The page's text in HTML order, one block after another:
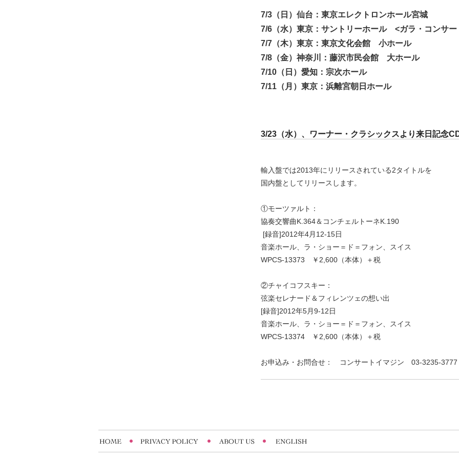
7/3（日）仙台：東京エレクトロンホール宮城
7/6（水）東京：サントリーホール <ガラ・コンサー
7/7（木）東京：東京文化会館 小ホール
7/8（金）神奈川：藤沢市民会館 大ホール
7/10（日）愛知：宗次ホール
7/11（月）東京：浜離宮朝日ホール
3/23（水）、ワーナー・クラシックスより来日記念
輸入盤では2013年にリリースされている2タイトルを
国内盤としてリリースします。
①モーツァルト：
協奏交響曲K.364＆コンチェルトーネK.190
[録音]2012年4月12-15日
音楽ホール、ラ・ショー＝ド＝フォン、スイス
WPCS-13373 ￥2,600（本体）＋税
②チャイコフスキー：
弦楽セレナード＆フィレンツェの想い出
[録音]2012年5月9-12日
音楽ホール、ラ・ショー＝ド＝フォン、スイス
WPCS-13374 ￥2,600（本体）＋税
お申込み・お問合せ： コンサートイマジン 03-3235-